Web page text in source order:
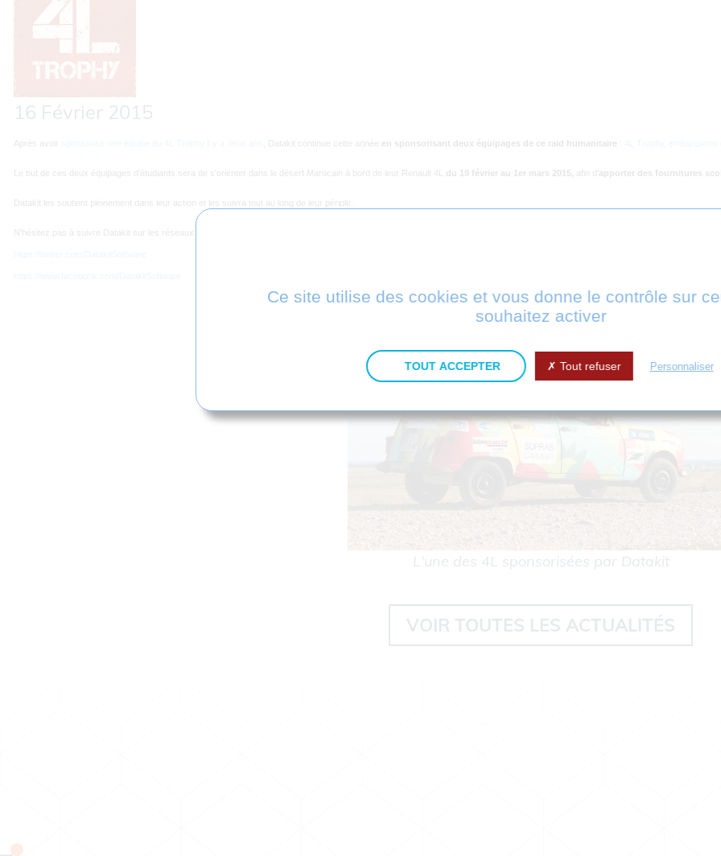
16 Février 2015
Après avoir , Datakit continue cette année en sponsorisant deux équipages de ce raid humanitaire :
Le but de ces deux équipages d'étudiants sera de s'orienter dans le désert Marocain à bord de leur Renault 4L du 19 février au 1er mars 2015, afin d' apporter des fournitures
Datakit les soutient pleinement dans leur action et les suivra tout au long de leur périple.
N'hésitez pas à suivre Datakit sur les réseaux sociaux pour avoir des nouvelles de nos équipages en temps réel :
L'une des 4L sponsorisées par Datakit
VOIR TOUTES LES ACTUALITÉS
Ce site utilise des cookies et vous donne le contrôle sur
souhaitez activer
TOUT ACCEPTER Tout refuser Personnaliser